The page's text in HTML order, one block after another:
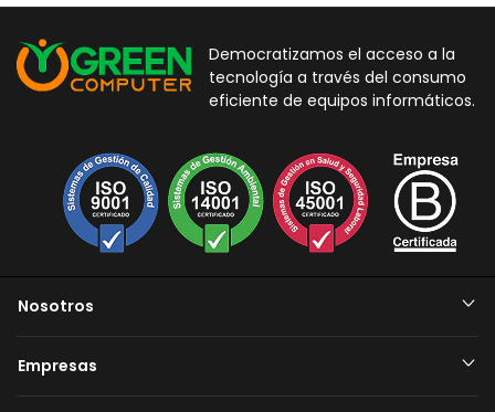
Democratizamos el acceso a la
tecnología a través del consumo
eficiente de equipos informáticos.
Nosotros
Empresas